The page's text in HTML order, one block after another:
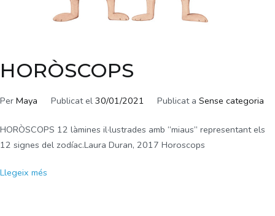
HORÒSCOPS
Per Maya Publicat el 30/01/2021 Publicat aSense categoria
HORÒSCOPS 12 làmines il·lustrades amb “miaus” representant els
12 signes del zodíac.Laura Duran, 2017 Horoscops
Llegeix més